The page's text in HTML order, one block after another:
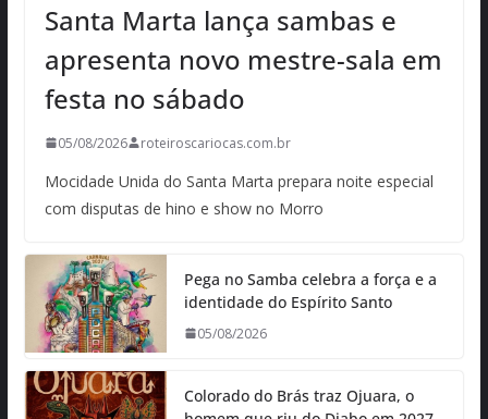
Santa Marta lança sambas e
apresenta novo mestre-sala em
festa no sábado
05/08/2026 roteiroscariocas.com.br
Mocidade Unida do Santa Marta prepara noite especial
com disputas de hino e show no Morro
Pega no Samba celebra a força e a
identidade do Espírito Santo
05/08/2026
Colorado do Brás traz Ojuara, o